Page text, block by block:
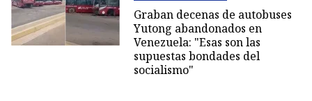
Graban decenas de autobuses
Yutong abandonados en
Venezuela: "Esas son las
supuestas bondades del
socialismo"